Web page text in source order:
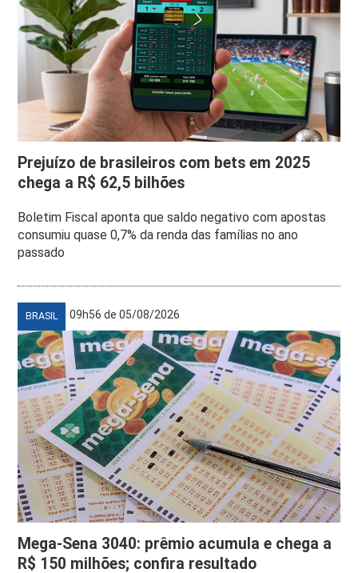
Prejuízo de brasileiros com bets em 2025
chega a R$ 62,5 bilhões
Boletim Fiscal aponta que saldo negativo com apostas
consumiu quase 0,7% da renda das famílias no ano
passado
BRASIL 09h56 de 05/08/2026
Mega-Sena 3040: prêmio acumula e chega a
R$ 150 milhões; confira resultado